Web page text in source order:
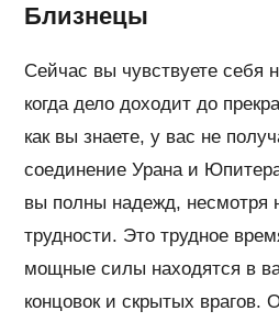
Близнецы
Сейчас вы чувствуете себя
когда дело доходит до
как вы знаете, у вас не
соединение Урана и
вы полны надежд, несмотря
трудности. Это трудное
мощные силы находятся в
концовок и скрытых врагов.